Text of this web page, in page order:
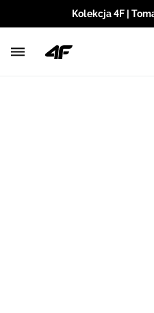
Kolekcja 4F |